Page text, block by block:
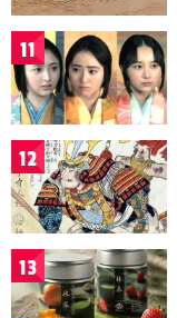
11
12
13